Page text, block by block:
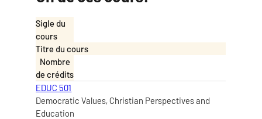
Sigle du
cours
Titre du cours
Nombre
de crédits
EDUC 501
Democratic Values, Christian Perspectives and
Education